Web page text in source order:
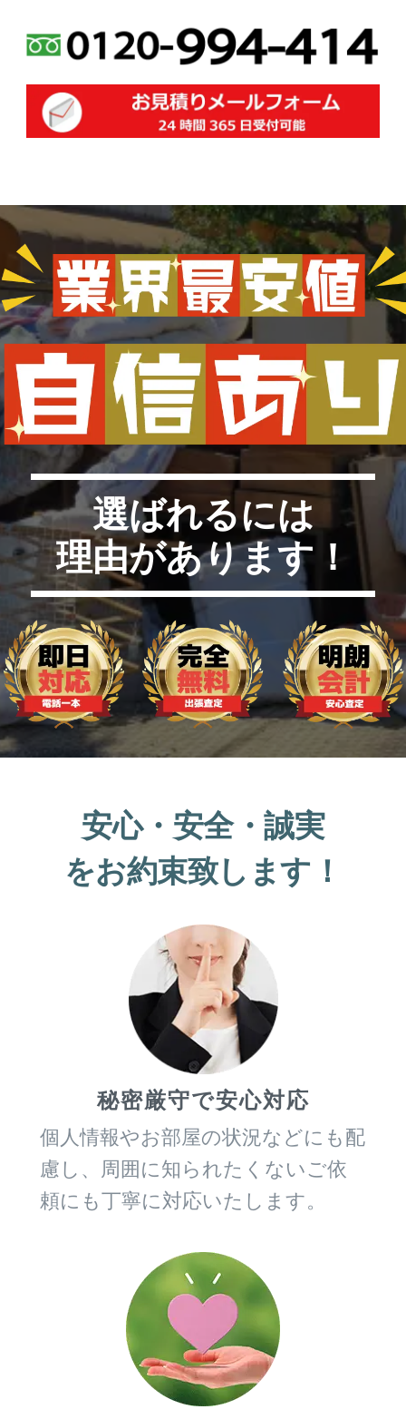
選ばれるには
理由があります！
安心・安全・誠実
をお約束致します！
秘密厳守で安心対応
個人情報やお部屋の状況などにも配
慮し、周囲に知られたくないご依
頼にも丁寧に対応いたします。